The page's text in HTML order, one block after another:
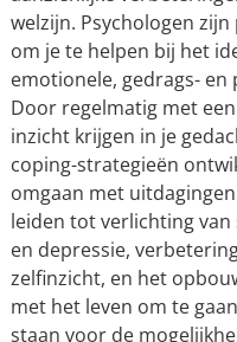
welzijn. Psychologen
om je te helpen bij het
emotionele, gedrags-
Door regelmatig met
inzicht krijgen in je
coping-strategieën
omgaan met
leiden tot verlichting
en depressie,
zelfinzicht, en het
met het leven om te
staan voor de